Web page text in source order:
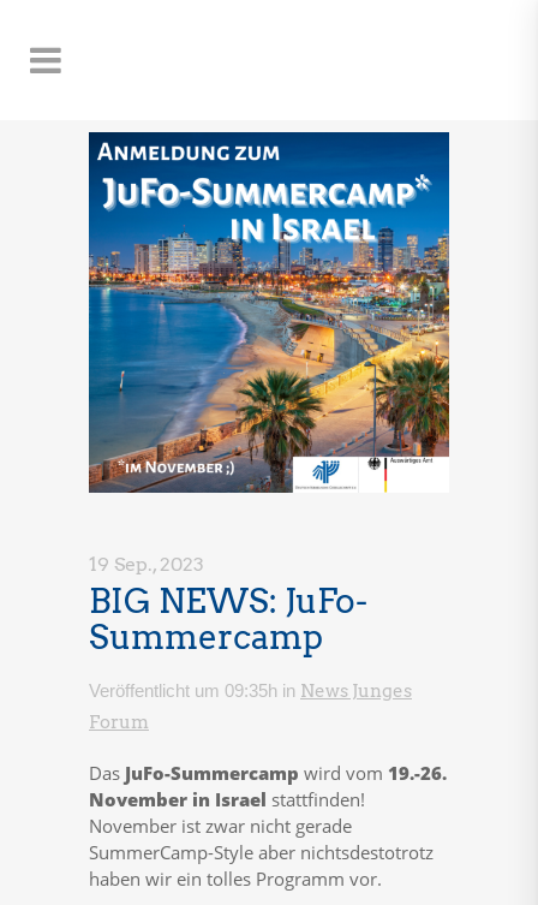
19 Sep., 2023
BIG NEWS: JuFo-
Summercamp
Veröffentlicht um 09:35h in News Junges
Forum
Das JuFo-Summercamp wird vom 19.-26.
November in Israel stattfinden!
November ist zwar nicht gerade
SummerCamp-Style aber nichtsdestotrotz
haben wir ein tolles Programm vor.